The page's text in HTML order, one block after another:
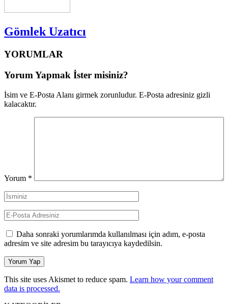
Gömlek Uzatıcı
YORUMLAR
Yorum Yapmak İster misiniz?
İsim ve E-Posta Alanı girmek zorunludur. E-Posta adresiniz gizli
kalacaktır.
Yorum *
Daha sonraki yorumlarımda kullanılması için adım, e-posta
adresim ve site adresim bu tarayıcıya kaydedilsin.
This site uses Akismet to reduce spam. Learn how your comment
data is processed.